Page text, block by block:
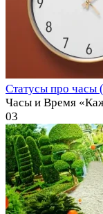
Статусы про часы
Часы и Время
03